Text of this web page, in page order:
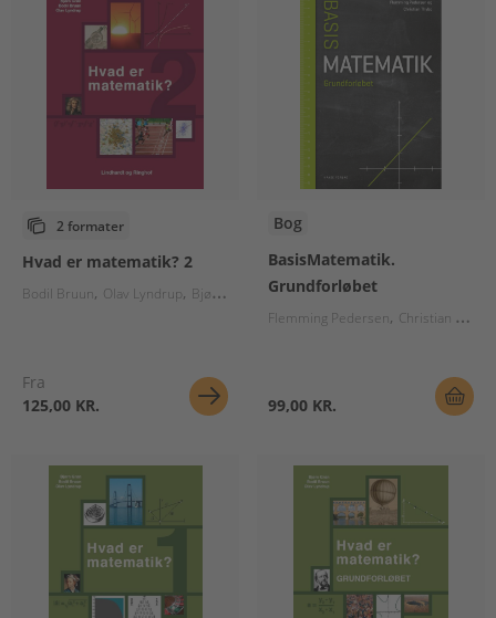
2 formater
Hvad er matematik? 2
Bodil Bruun Olav Lyndrup Bjørn Grøn
Fra
125,00 KR.
Bog
BasisMatematik.
Grundforløbet
Flemming Pedersen Christian Thybo
99,00 KR.